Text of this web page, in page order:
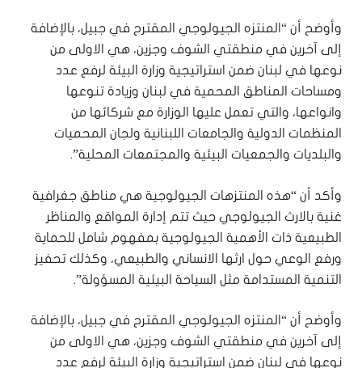
‏وأوضح أن “المنتزه الجيولوجي المقترح في جبيل، بالإضافة
إلى آخرين في منطقتي الشوف وجزين، هي الاولى من
نوعها في لبنان ضمن استراتيجية وزارة البيئة لرفع عدد
ومساحات المناطق المحمية في لبنان وزيادة تنوعها
وانواعها، والتي تعمل عليها الوزارة مع شركائها من
المنظمات الدولية والجامعات اللبنانية ولجان المحميات
والبلديات والجمعيات البيئية والمجتمعات المحلية”.
‏وأكد أن “هذه المنتزهات الجيولوجية هي مناطق جغرافية
غنية بالارث الجيولوجي حيث تتم إدارة المواقع والمناظر
الطبيعية ذات الأهمية الجيولوجية بمفهوم شامل للحماية
ورفع الوعي حول ارثها الانساني والطبيعي، وكذلك تحفيز
التنمية المستدامة مثل السياحة البيئية المسؤولة”.
وأوضح أن “المنتزه الجيولوجي المقترح في جبيل، بالإضافة
إلى آخرين في منطقتي الشوف وجزين، هي الاولى من
نوعها في لبنان ضمن استراتيجية وزارة البيئة لرفع عدد